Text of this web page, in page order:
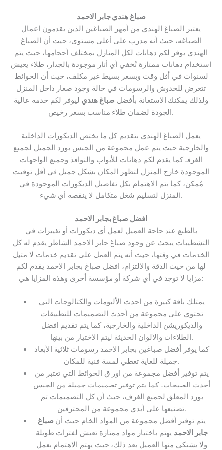
صباغ هندي جابر الاحمد
يعتبر الصباغ الهندي من أمهر الصباغين الذين يقدمون اعمال
الصباغه، حيث أنه مدرب على أعلى مستوى، حيث أن الصباغ
الهندي يوفر لكم دهانات لكل المنازل بمختلف أحجامها، حيث يتم
استخدام دهانات ممتازة تُخفي أي أثار موجودة بالجدار، طلاء يعيش
لسنوات في أقل وقت وبسعر بسيط غير مكلف، حيث أن الحوائط
تتعرض للخدوش والرسومات في حالة وجود صغار داخل المنزل
ولذلك يمكنك الاستعانة بأفضل صباغ هندي ليوفر لكم خدمه عالية
الجودة لضمان طلاء مناسب بسعر رخيص.
يعمل الصباغ الهندي بتقديم كل ما يختص الديكورات الداخلية
والخارجية حيث يتم عمل مجموعة من الجبس بورد الجميل لجميع
الغرفـ كما يقدم لكم دهانات للأبواب والنوافذ وجميع الواجهات
الموجودة خارج المنزل لتظهر المكان بشكل جميل في أقل توقيت
مُمكن، كما يتم الاهتمام بكل تفاصيل الديكورات الموجودة في
المنزل لتسليم شغل متكامل لا ينقصه أي شيء.
افضل صباغ بجابر الاحمد
بالطبع عند حاجة العميل لعمل أي ديكورات أو تغييرات في
التشطيبات يبحث عن وجود صباغ جابر الاحمد الشاطر يقدم له كل
الخدمات في وقتها، حيث أنه يتم العمل على تقديم خدمات لا مثيل
لها من حيث الدقة والالتزام، افضل صباغ بجابر الاحمد يقدم لكم
مزايا لا توجد في أي شركة أو مؤسسة أخرى وهذه المزايا هي:
يمتلك باقة كبيرة من احدث الألبومات والكتالوجات التي
تحتوي على مجموعة من أحدث التصميمات للتطبيقات
والديكوريشن الداخلية والخارجية، كما يتم تقديم افضل
الطلاءات والالوان الحديثة ليتم الاختيار من بينها.
كما يوفر أفضل صباغين بجابر الاحمد رسومات ثلاثية الأبعاد
جميلة للغاية تعطي لمسة فنية للمكان.
يتم توفير أفضل مجموعة من اوراق الحوائط التي تعتبر من
أحدث الصيحات، كما يتم توفير تصميمات جميلة من الجبس
بورد المعلق لجميع الغرف، حيث أن كل التصميمات تم
تصنيعها على أيدي مجموعة من المحترفين.
يتم توفير أفضل مجموعة من المواد الخام حيث أن صباغ
جابر الاحمد يهتم باختيار مواد ممتازة تعيش لفترات طويلة
ولا يشتكي منها العميل بعد ذلك، حيث يهتم الاهتمام بعمل